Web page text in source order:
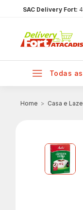
SAC Delivery Fort:
todas
Casa e